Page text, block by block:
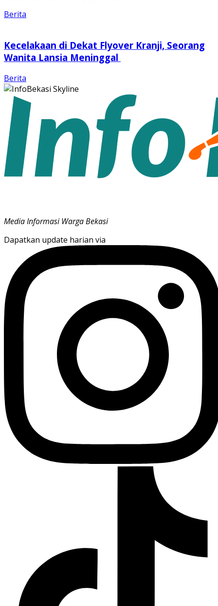
Berita
Kecelakaan di Dekat Flyover Kranji, Seorang
Wanita Lansia Meninggal
Berita
Media Informasi Warga Bekasi
Dapatkan update harian via